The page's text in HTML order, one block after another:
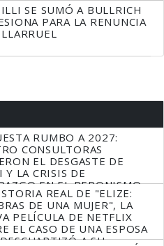
SE SUMÓ A BULLRICH
PARA LA RENUNCIA
RUMBO A 2027:
CONSULTORAS
EL DESGASTE DE
Y LA CRISIS DE
EN EL PERONISMO
REAL DE "ELIZE:
DE UNA MUJER", LA
PELÍCULA DE NETFLIX
EL CASO DE UNA ESPOSA
A SU